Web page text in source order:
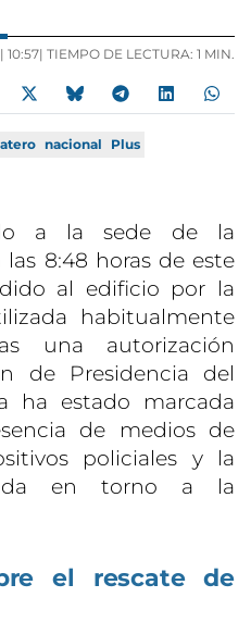
10:57| TIEMPO DE LECTURA: 1 MIN.
nacional Plus
a la sede de la
8:48 horas de este
al edificio por la
habitualmente
una autorización
de Presidencia del
ha estado marcada
de medios de
policiales y la
en torno a la
el rescate de